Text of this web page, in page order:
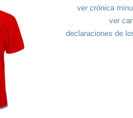
ver crónica
ver
declaraciones de